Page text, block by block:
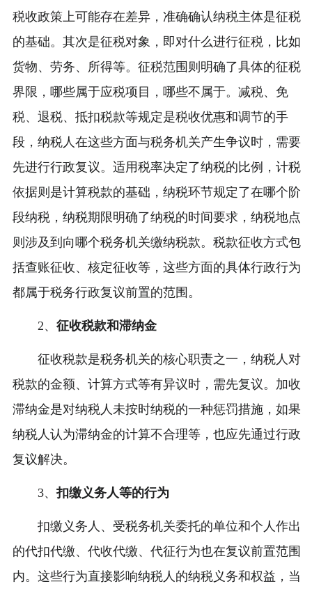
税收政策上可能存在差异，准确确认纳税主体是征税
的基础。其次是征税对象，即对什么进行征税，比如
货物、劳务、所得等。征税范围则明确了具体的征税
界限，哪些属于应税项目，哪些不属于。减税、免
税、退税、抵扣税款等规定是税收优惠和调节的手
段，纳税人在这些方面与税务机关产生争议时，需要
先进行行政复议。适用税率决定了纳税的比例，计税
依据则是计算税款的基础，纳税环节规定了在哪个阶
段纳税，纳税期限明确了纳税的时间要求，纳税地点
则涉及到向哪个税务机关缴纳税款。税款征收方式包
括查账征收、核定征收等，这些方面的具体行政行为
都属于税务行政复议前置的范围。
2、 征收税款和滞纳金
征收税款是税务机关的核心职责之一，纳税人对
税款的金额、计算方式等有异议时，需先复议。加收
滞纳金是对纳税人未按时纳税的一种惩罚措施，如果
纳税人认为滞纳金的计算不合理等，也应先通过行政
复议解决。
3、扣缴义务人等的行为
扣缴义务人、受税务机关委托的单位和个人作出
的代扣代缴、代收代缴、代征行为也在复议前置范围
内。这些行为直接影响纳税人的纳税义务和权益，当